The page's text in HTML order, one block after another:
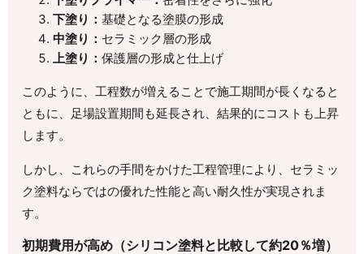
下塗り： 基礎となる塗膜の形成
中塗り： セラミック層の形成
上塗り： 保護層の形成と仕上げ
このように、工程数が増えることで施工期間が長くなると
ともに、足場設置期間も延長され、結果的にコストも上昇
します。
しかし、これらの手間をかけた工程管理により、セラミッ
ク塗料ならではの優れた性能と高い耐久性が実現されま
す。
初期費用が高め（シリコン塗料と比較して約20％増）